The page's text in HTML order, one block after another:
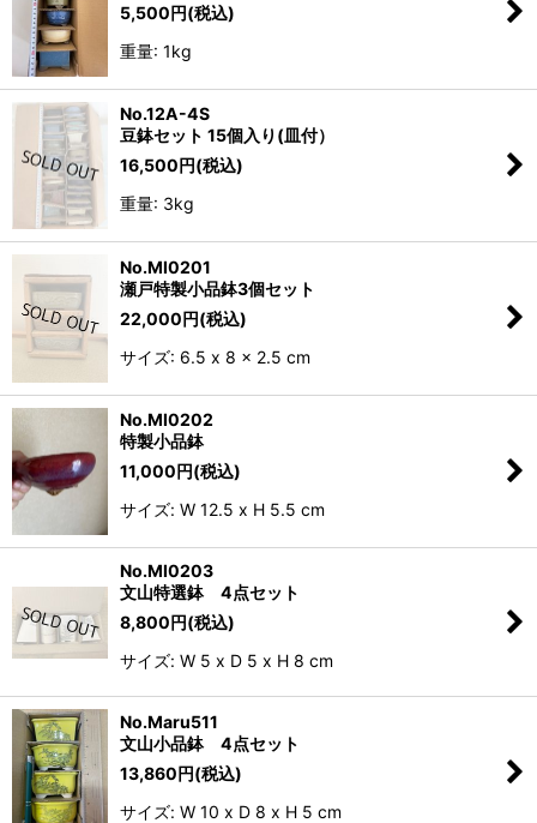
5,500円(税込)
重量: 1kg
No.12A-4S
豆鉢セット 15個入り(皿付）
16,500円(税込)
重量: 3kg
No.MI0201
瀬戸特製小品鉢3個セット
22,000円(税込)
サイズ: 6.5 x 8 x 2.5 cm
No.MI0202
特製小品鉢
11,000円(税込)
サイズ: W 12.5 x H 5.5 cm
No.MI0203
文山特選鉢 4点セット
8,800円(税込)
サイズ: W 5 x D 5 x H 8 cm
No.Maru511
文山小品鉢 4点セット
13,860円(税込)
サイズ: W 10 x D 8 x H 5 cm